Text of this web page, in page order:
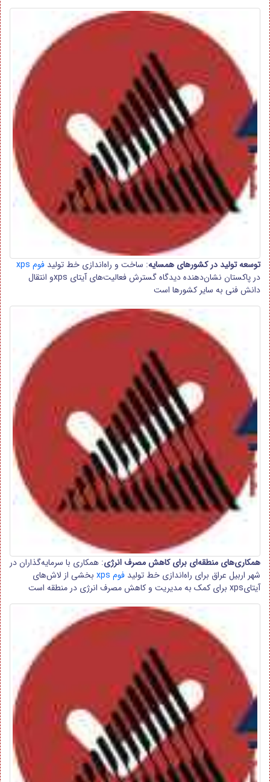
توسعه تولید در کشورهای همسایه: ساخت و راه‌اندازی خط تولید فوم xps
در پاکستان نشان‌دهنده دیدگاه گسترش فعالیت‌های آیتای xpsو انتقال
دانش فنی به سایر کشورها است
همکاری‌های منطقه‌ای برای کاهش مصرف انرژی: همکاری با سرمایه‌گذاران در
شهر اربیل عراق برای راه‌اندازی خط تولید فوم xps
بخشی از لاش‌های
آیتایxps برای کمک به مدیریت و کاهش مصرف انرژی در منطقه است